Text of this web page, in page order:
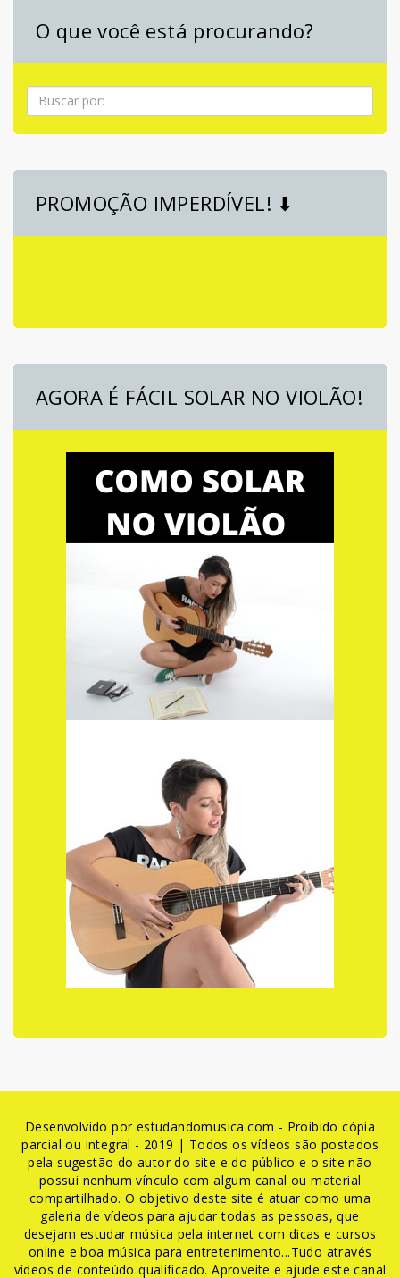
O que você está procurando?
Pesquisa
PROMOÇÃO IMPERDÍVEL! ⬇
AGORA É FÁCIL SOLAR NO VIOLÃO!
Desenvolvido por estudandomusica.com - Proibido cópia
parcial ou integral - 2019 | Todos os vídeos são postados
pela sugestão do autor do site e do público e o site não
possui nenhum vínculo com algum canal ou material
compartilhado. O objetivo deste site é atuar como uma
galeria de vídeos para ajudar todas as pessoas, que
desejam estudar música pela internet com dicas e cursos
online e boa música para entretenimento...Tudo através
vídeos de conteúdo qualificado. Aproveite e ajude este canal